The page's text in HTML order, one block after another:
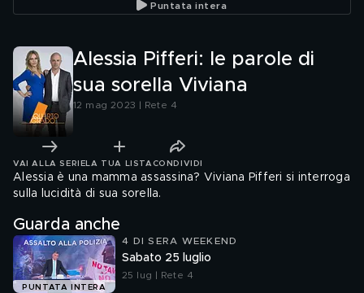
Puntata intera
Alessia Pifferi: le parole di
sua sorella Viviana
12 mag 2023 | Rete 4
VAI ALLA SERIE LA TUA LISTA CONDIVIDI
Alessia è una mamma assassina? Viviana Pifferi si interroga
sulla lucidità di sua sorella.
Guarda anche
PUNTATA INTERA
4 DI SERA WEEKEND
Sabato 25 luglio
25 lug | Rete 4